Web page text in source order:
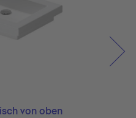
von oben